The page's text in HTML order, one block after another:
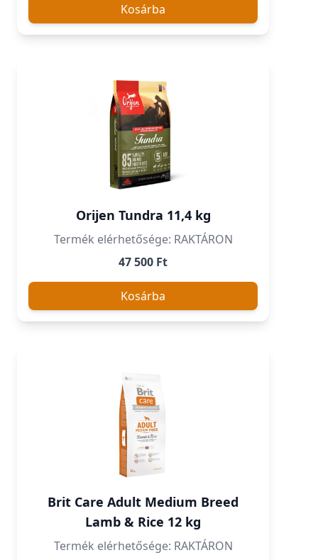
Kosárba
Orijen Tundra 11,4 kg
Termék elérhetősége: RAKTÁRON
47 500 Ft
Kosárba
Brit Care Adult Medium Breed
Lamb & Rice 12 kg
Termék elérhetősége: RAKTÁRON